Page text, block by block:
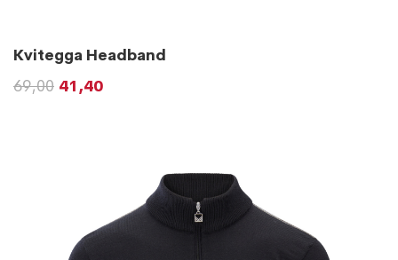
Kvitegga Headband
69,00 41,40